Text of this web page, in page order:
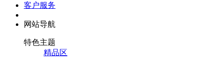
客户服务
网站导航
特色主题
精品区